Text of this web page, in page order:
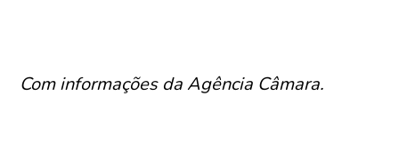
Com informações da Agência Câmara.